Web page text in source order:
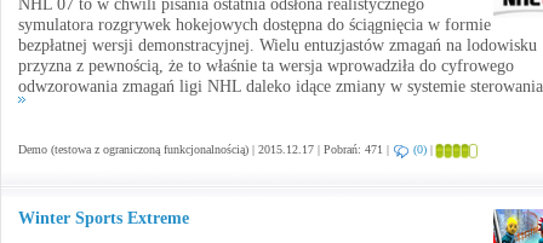
NHL 07 to w chwili pisania ostatnia odsłona realistycznego
symulatora rozgrywek hokejowych dostępna do ściągnięcia w formie
bezpłatnej wersji demonstracyjnej. Wielu entuzjastów zmagań na lodowisku
przyzna z pewnością, że to właśnie ta wersja wprowadziła do cyfrowego
odwzorowania zmagań ligi NHL daleko idące zmiany w systemie
Demo (testowa z ograniczoną funkcjonalnością) | 2015.12.17 | Pobrań: 471 | (0) |
Winter Sports Extreme